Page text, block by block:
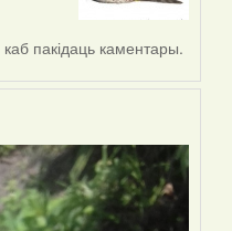
каб пакідаць каментары.